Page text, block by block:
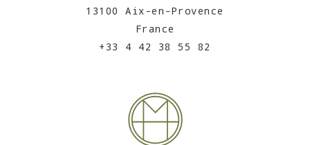
13100 Aix-en-Provence
France
+33 4 42 38 55 82